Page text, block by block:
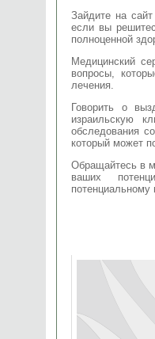
Зайдите на
если вы
полноценной
Медицинский
вопросы,
лечения.
Говорить о
израильскую
обследования
который может
Обращайтесь в
ваших